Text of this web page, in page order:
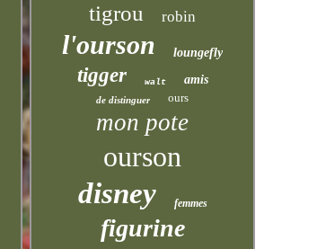
tigrou robin
l'ourson loungefly
tigger walt amis
de distinguer ours
mon pote
ourson
disney
femmes
figurine